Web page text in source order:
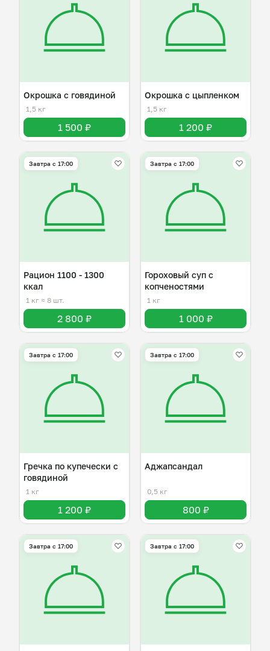
Окрошка с говядиной
1,5 кг
1 500 ₽
Окрошка с цыпленком
1,5 кг
1 200 ₽
Завтра c 17:00
Рацион 1100 - 1300
ккал
1 кг ≈ 8 шт.
2 800 ₽
Завтра c 17:00
Гороховый суп с
копченостями
1 кг
1 000 ₽
Завтра c 17:00
Гречка по купечески с
говядиной
1 кг
1 200 ₽
Завтра c 17:00
Аджапсандал
0,5 кг
800 ₽
Завтра c 17:00 Завтра c 17:00